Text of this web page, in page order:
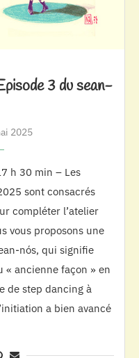
3 du sean-
2025
h 30 min – Les
sont consacrés
compléter l’atelier
vous proposons une
nós, qui signifie
« ancienne façon » en
de step dancing à
a bien avancé